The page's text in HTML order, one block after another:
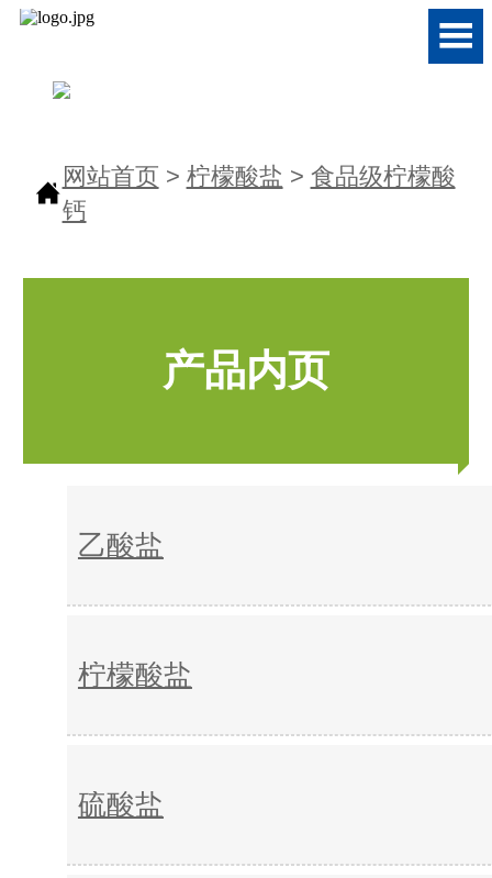


网站首页 > 柠檬酸盐 > 食品级柠檬酸
钙
产品内页
乙酸盐
柠檬酸盐
硫酸盐